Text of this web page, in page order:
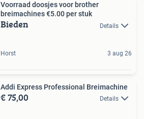
Voorraad doosjes voor brother
breimachines €5.00 per stuk
Bieden Details
Horst 3 aug 26
Addi Express Professional Breimachine
€ 75,00 Details